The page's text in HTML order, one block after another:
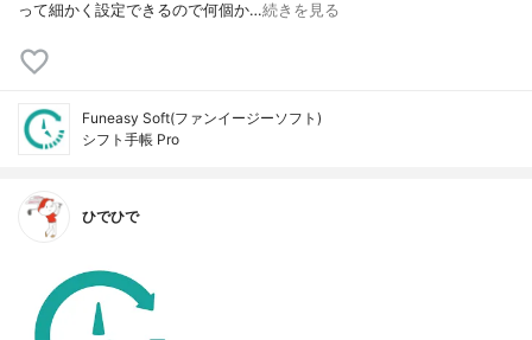
って細かく設定できるので何個か…続きを見る
Funeasy Soft(ファンイージーソフト)
シフト手帳 Pro
ひでひで